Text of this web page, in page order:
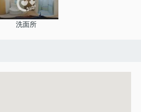
洗面所